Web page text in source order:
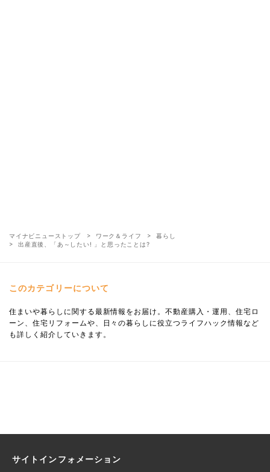
マイナビニューストップ ワーク＆ライフ
暮らし
出産直後、「あ～したい! 」と思ったことは?
このカテゴリーについて
住まいや暮らしに関する最新情報をお届け。不動産購入・運用、住宅ロ
ーン、住宅リフォームや、日々の暮らしに役立つライフハック情報など
も詳しく紹介していきます。
サイトインフォメーション